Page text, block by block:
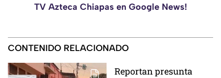
TV Azteca Chiapas en Google News!
CONTENIDO RELACIONADO
Reportan presunta